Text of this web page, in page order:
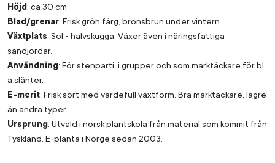
Höjd : ca 30 cm
Blad/grenar: Frisk grön färg, bronsbrun under vintern.
Växtplats: Sol - halvskugga. Växer även i näringsfattiga
sandjordar.
Användning: För stenparti, i grupper och som marktäckare för bl
a slänter.
E-merit: Frisk sort med värdefull växtform. Bra marktäckare, lägre
än andra typer.
Ursprung: Utvald i norsk plantskola från material som kommit från
Tyskland. E-planta i Norge sedan 2003.